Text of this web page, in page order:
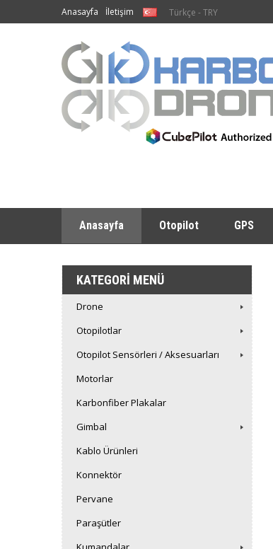
Türkçe - TRY
Anasayfa İletişim
Anasayfa Otopilot GPS
KATEGORI MENÜ
Drone
Otopilotlar
Otopilot Sensörleri / Aksesuarları
Motorlar
Karbonfiber Plakalar
Gimbal
Kablo Ürünleri
Konnektör
Pervane
Paraşütler